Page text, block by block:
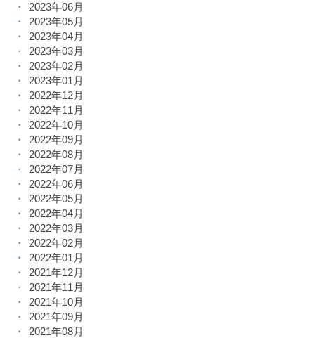
2023年06月
2023年05月
2023年04月
2023年03月
2023年02月
2023年01月
2022年12月
2022年11月
2022年10月
2022年09月
2022年08月
2022年07月
2022年06月
2022年05月
2022年04月
2022年03月
2022年02月
2022年01月
2021年12月
2021年11月
2021年10月
2021年09月
2021年08月